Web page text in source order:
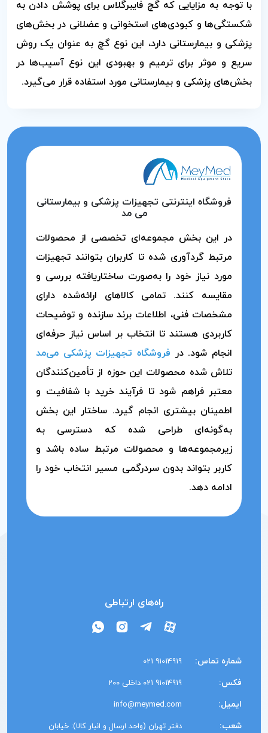
با توجه به مزایایی که گچ فایبرگلاس برای پوشش دادن به
شکستگی‌ها و کبودی‌های استخوانی و عضلانی در بخش‌های
پزشکی و بیمارستانی دارد، این نوع گچ به عنوان یک روش
سریع و موثر برای ترمیم و بهبودی این نوع آسیب‌ها در
بخش‌های پزشکی و بیمارستانی مورد استفاده قرار می‌گیرد.
فروشگاه اینترنتی تجهیزات پزشکی و بیمارستانی
می مد
در این بخش مجموعه‌ای تخصصی از محصولات
مرتبط گردآوری شده تا کاربران بتوانند تجهیزات
مورد نیاز خود را به‌صورت ساختاریافته بررسی و
مقایسه کنند. تمامی کالاهای ارائه‌شده دارای
مشخصات فنی، اطلاعات برند سازنده و توضیحات
کاربردی هستند تا انتخاب بر اساس نیاز حرفه‌ای
انجام شود. در فروشگاه تجهیزات پزشکی می‌مد
تلاش شده محصولات این حوزه از تأمین‌کنندگان
معتبر فراهم شود تا فرآیند خرید با شفافیت و
اطمینان بیشتری انجام گیرد. ساختار این بخش
به‌گونه‌ای طراحی شده که دسترسی به
زیرمجموعه‌ها و محصولات مرتبط ساده باشد و
کاربر بتواند بدون سردرگمی مسیر انتخاب خود را
ادامه دهد.
راه‌های ارتباطی
شماره تماس: 91014919 021
فکس: 91014919 021 داخلی 200
ایمیل: info@meymed.com
شعب:
دفتر تهران (واحد ارسال و انبار کالا): خیابان